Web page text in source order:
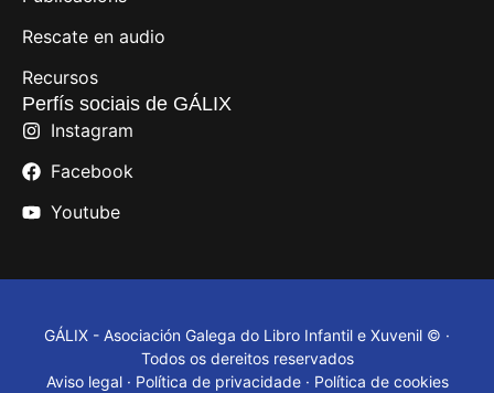
Rescate en audio
Recursos
Perfís sociais de GÁLIX
Instagram
Facebook
Youtube
GÁLIX - Asociación Galega do Libro Infantil e Xuvenil © ·
Todos os dereitos reservados
Aviso legal· Política de privacidade· Política de cookies